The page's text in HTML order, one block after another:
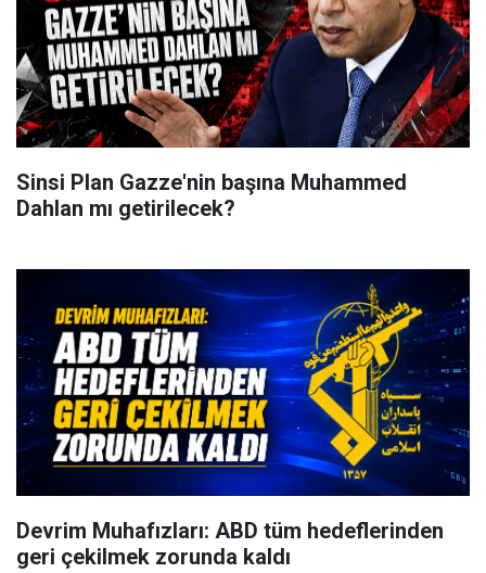
Sinsi Plan Gazze'nin başına Muhammed
Dahlan mı getirilecek?
Devrim Muhafızları: ABD tüm hedeflerinden
geri çekilmek zorunda kaldı